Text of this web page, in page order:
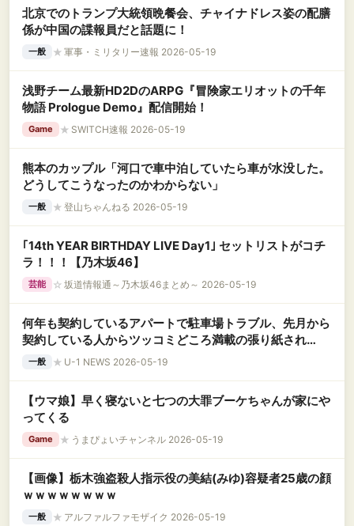
北京でのトランプ大統領晩餐会、チャイナドレス姿の配膳
係が中国の諜報員だと話題に！
一般 ★ 軍事・ミリタリー速報 2026-05-19
浅野チーム最新HD2DのARPG『冒険家エリオットの千年
物語 Prologue Demo』配信開始！
Game ★ SWITCH速報 2026-05-19
熊本のカップル「河口で車中泊していたら車が水没した。
どうしてこうなったのかわからない」
一般 ★ 登山ちゃんねる 2026-05-19
｢14th YEAR BIRTHDAY LIVE Day1｣ セットリストがコチ
ラ！！！【乃木坂46】
芸能 ☆ 坂道情報通～乃木坂46まとめ～ 2026-05-19
何年も契約しているアパートで駐車場トラブル、先月から
契約している人からツッコミどころ満載の張り紙され
て……
一般 ★ U-1 NEWS 2026-05-19
【ウマ娘】早く寝ないと七つの大罪ブーケちゃんが家にや
ってくる
Game ★ うまぴょいチャンネル 2026-05-19
【画像】栃木強盗殺人指示役の美結(みゆ)容疑者25歳の顔
ｗｗｗｗｗｗｗｗ
一般 ★ アルファルファモザイク 2026-05-19